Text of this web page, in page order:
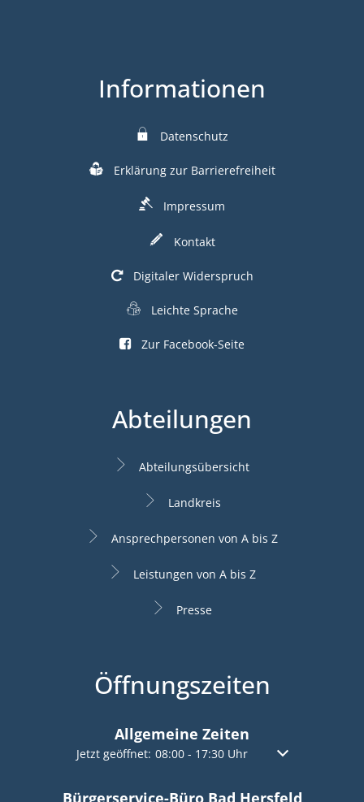
Informationen
Datenschutz
Erklärung zur Barrierefreiheit
Impressum
Kontakt
Digitaler Widerspruch
Leichte Sprache
Zur Facebook-Seite
Abteilungen
Abteilungsübersicht
Landkreis
Ansprechpersonen von A bis Z
Leistungen von A bis Z
Presse
Öffnungszeiten
Allgemeine Zeiten
Klicken, um weitere Öffnungs- oder Schließzeiten
Jetzt geöffnet: 08:00- 17:30Uhr Von 08:00 bis
Bürgerservice-Büro Bad Hersfeld